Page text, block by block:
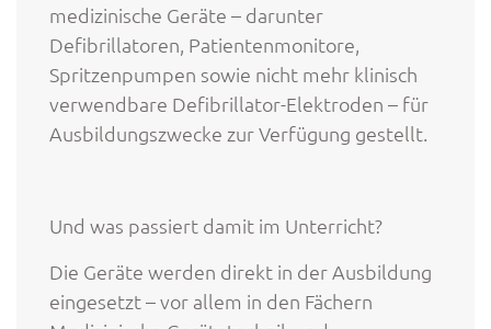
medizinische Geräte – darunter
Defibrillatoren, Patientenmonitore,
Spritzenpumpen sowie nicht mehr klinisch
verwendbare Defibrillator-Elektroden – für
Ausbildungszwecke zur Verfügung gestellt.
Und was passiert damit im Unterricht?
Die Geräte werden direkt in der Ausbildung
eingesetzt – vor allem in den Fächern